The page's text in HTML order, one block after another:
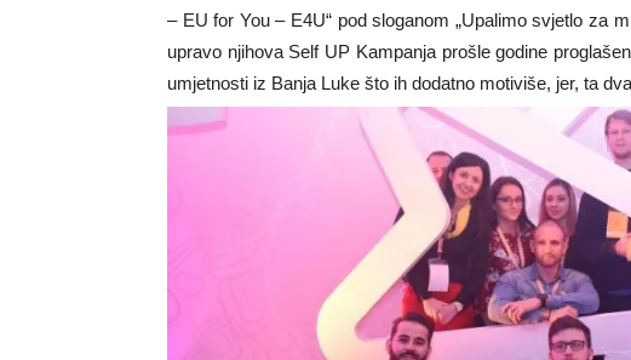
– EU for You – E4U“ pod sloganom „Upalimo svjetlo za
upravo njihova Self UP Kampanja prošle godine
umjetnosti iz Banja Luke što ih dodatno motiviše, jer, ta